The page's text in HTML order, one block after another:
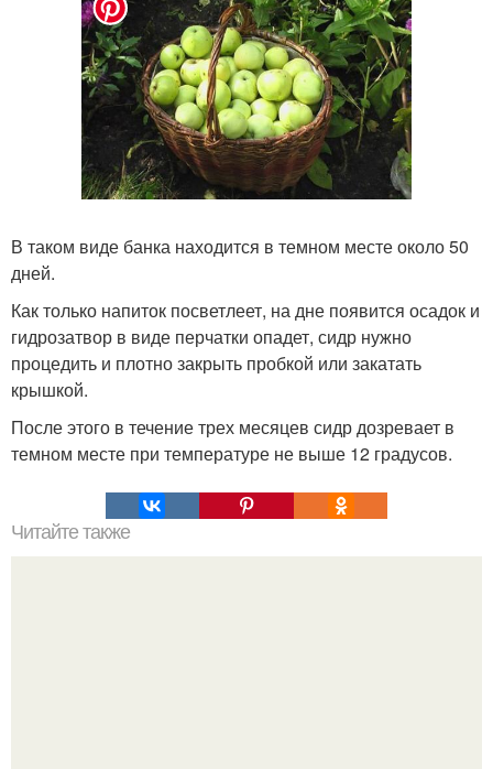
В таком виде банка находится в темном месте около 50
дней.
Как только напиток посветлеет, на дне появится осадок и
гидрозатвор в виде перчатки опадет, сидр нужно
процедить и плотно закрыть пробкой или закатать
крышкой.
После этого в течение трех месяцев сидр дозревает в
темном месте при температуре не выше 12 градусов.
Читайте также